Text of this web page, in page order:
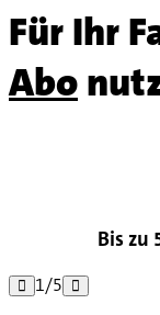
Für Ihr
Abo
Bis zu
 1/5 